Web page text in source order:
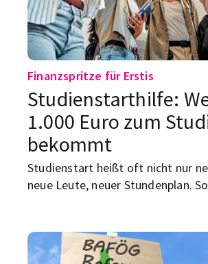
Finanzspritze für Erstis
Studienstarthilfe:
1.000 Euro zum
bekommt
Studienstart heißt oft nicht nur
neue Leute, neuer Stundenplan.
Kontostand schon im Sinkflug,
Vorlesung begonnen hat. Genau